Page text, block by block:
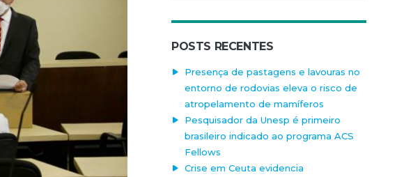
POSTS RECENTES
Presença de pastagens e lavouras no
entorno de rodovias eleva o risco de
atropelamento de mamíferos
Pesquisador da Unesp é primeiro
brasileiro indicado ao programa ACS
Fellows
Crise em Ceuta evidencia